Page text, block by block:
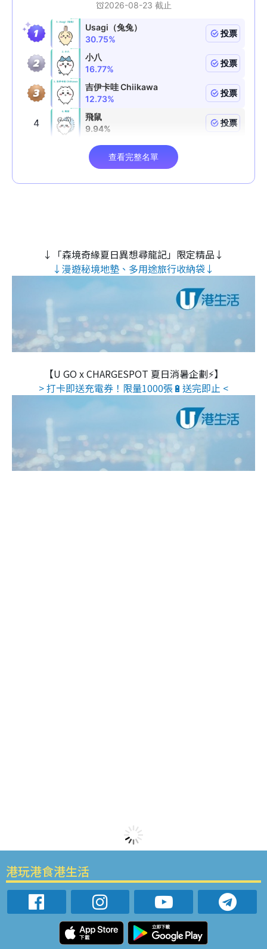
↓「森境奇緣夏日異想尋龍記」限定精品↓
↓漫遊秘境地墊、多用途旅行收納袋↓
【U GO x CHARGESPOT 夏日消暑企劃⚡】
> 打卡即送充電券！限量1000張🔋送完即止 <
港玩港食港生活